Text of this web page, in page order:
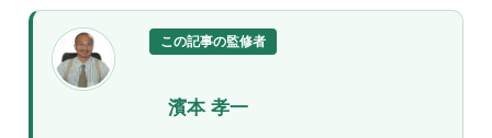
この記事の監修者
濱本 孝一